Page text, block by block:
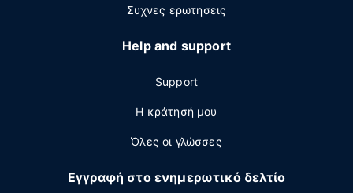
Συχνες ερωτησεις
Help and support
Support
Η κράτησή μου
Όλες οι γλώσσες
Εγγραφή στο ενημερωτικό δελτίο